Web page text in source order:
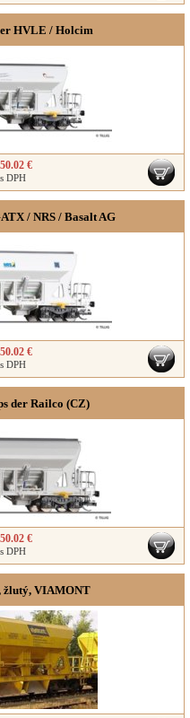
HVLE / Holcim
50.02 €
s DPH
/ NRS / Basalt AG
50.02 €
s DPH
der Railco (CZ)
50.02 €
s DPH
žlutý, VIAMONT